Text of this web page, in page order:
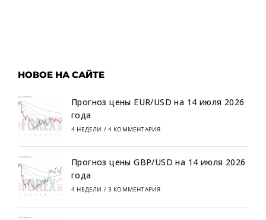
НОВОЕ НА САЙТЕ
Прогноз цены EUR/USD на 14 июля 2026
года
4 НЕДЕЛИ / 4 КОММЕНТАРИЯ
Прогноз цены GBP/USD на 14 июля 2026
года
4 НЕДЕЛИ / 3 КОММЕНТАРИЯ